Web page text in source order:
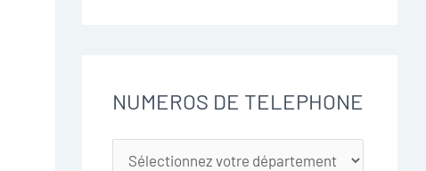
NUMEROS DE TELEPHONE